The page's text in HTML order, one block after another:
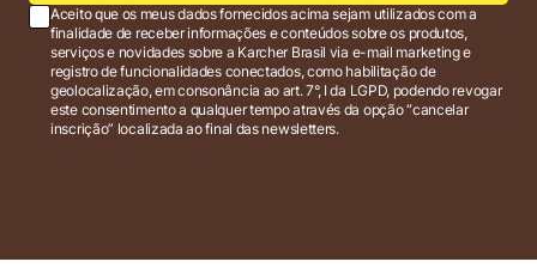
Aceito que os meus dados fornecidos acima sejam utilizados com a
finalidade de receber informações e conteúdos sobre os produtos,
serviços e novidades sobre a Karcher Brasil via e-mail marketing e
registro de funcionalidades conectados, como habilitação de
geolocalização, em consonância ao art. 7°, I da LGPD, podendo revogar
este consentimento a qualquer tempo através da opção “cancelar
inscrição” localizada ao final das newsletters.